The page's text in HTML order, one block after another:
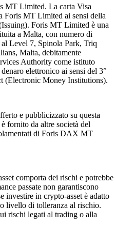
MT Limited. La carta Visa
Foris MT Limited ai sensi della
Foris MT Limited è una
a Malta, con numero di
Level 7, Spinola Park, Triq
Malta, debitamente
Authority come istituto
elettronico ai sensi del 3°
(Electronic Money Institutions).
e pubblicizzato su questa
è fornito da altre società del
di Foris DAX MT
comporta dei rischi e potrebbe
passate non garantiscono
investire in crypto-asset è adatto
livello di tolleranza al rischio.
rischi legati al trading o alla